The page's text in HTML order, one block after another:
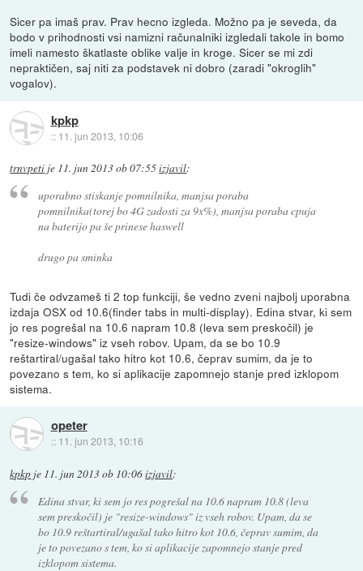
Sicer pa imaš prav. Prav hecno izgleda. Možno pa je seveda, da
bodo v prihodnosti vsi namizni računalniki izgledali takole in bomo
imeli namesto škatlaste oblike valje in kroge. Sicer se mi zdi
nepraktičen, saj niti za podstavek ni dobro (zaradi "okroglih"
vogalov).
kpkp
:: 11. jun 2013, 10:06
trnvpeti je 11. jun 2013 ob 07:55izjavil:
uporabno stiskanje pomnilnika, manjsa poraba
pomnilnika(torej bo 4G zadosti za 9x%), manjsa poraba cpuja
na baterijo pa še prinese haswell
drugo pa sminka
Tudi če odvzameš ti 2 top funkciji, še vedno zveni najbolj uporabna
izdaja OSX od 10.6(finder tabs in multi-display). Edina stvar, ki sem
jo res pogrešal na 10.6 napram 10.8 (leva sem preskočil) je
"resize-windows" iz vseh robov. Upam, da se bo 10.9
reštartiral/ugašal tako hitro kot 10.6, čeprav sumim, da je to
povezano s tem, ko si aplikacije zapomnejo stanje pred izklopom
sistema.
opeter
:: 11. jun 2013, 10:16
kpkp je 11. jun 2013 ob 10:06izjavil:
Edina stvar, ki sem jo res pogrešal na 10.6 napram 10.8 (leva
sem preskočil) je "resize-windows" iz vseh robov. Upam, da se
bo 10.9 reštartiral/ugašal tako hitro kot 10.6, čeprav sumim, da
je to povezano s tem, ko si aplikacije zapomnejo stanje pred
izklopom sistema.